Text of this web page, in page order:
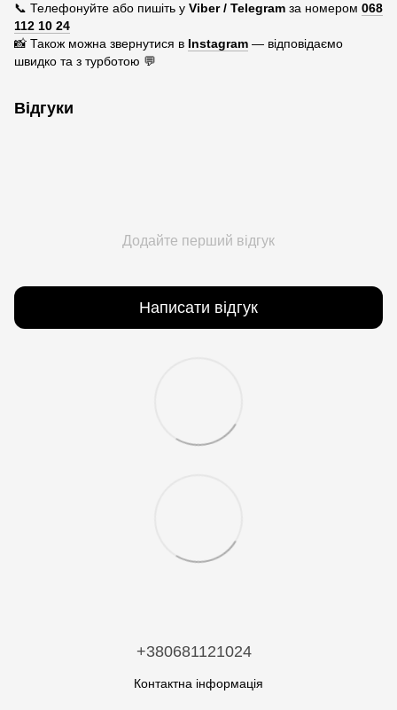
📞 Телефонуйте або пишіть у Viber / Telegram за номером 068
112 10 24
📸 Також можна звернутися в Instagram — відповідаємо
швидко та з турботою 💬
Відгуки
Додайте перший відгук
Написати відгук
+380681121024
Контактна інформація